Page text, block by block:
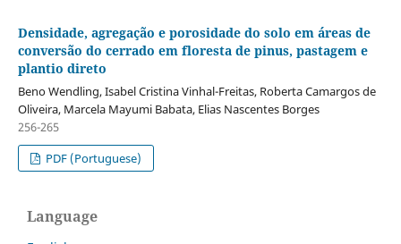
Densidade, agregação e porosidade do solo em áreas de
conversão do cerrado em floresta de pinus, pastagem e
plantio direto
Beno Wendling, Isabel Cristina Vinhal-Freitas, Roberta Camargos de
Oliveira, Marcela Mayumi Babata, Elias Nascentes Borges
256-265
PDF (Portuguese)
Language